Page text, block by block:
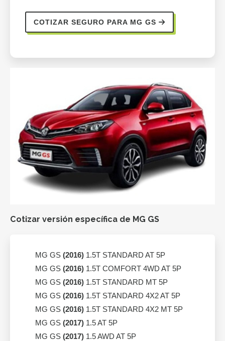
COTIZAR SEGURO PARA MG GS
Cotizar versión específica de MG GS
MG GS (2016) 1.5T STANDARD AT 5P
MG GS (2016) 1.5T COMFORT 4WD AT 5P
MG GS (2016) 1.5T STANDARD MT 5P
MG GS (2016) 1.5T STANDARD 4X2 AT 5P
MG GS (2016) 1.5T STANDARD 4X2 MT 5P
MG GS (2017) 1.5 AT 5P
MG GS (2017) 1.5 AWD AT 5P